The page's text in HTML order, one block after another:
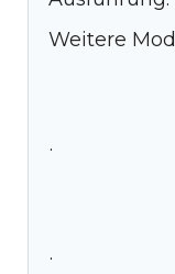
Weitere
·
·